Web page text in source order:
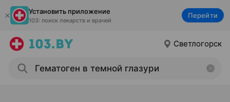
Установить приложение
103: поиск лекарств и врачей
Перейти
Светлогорск